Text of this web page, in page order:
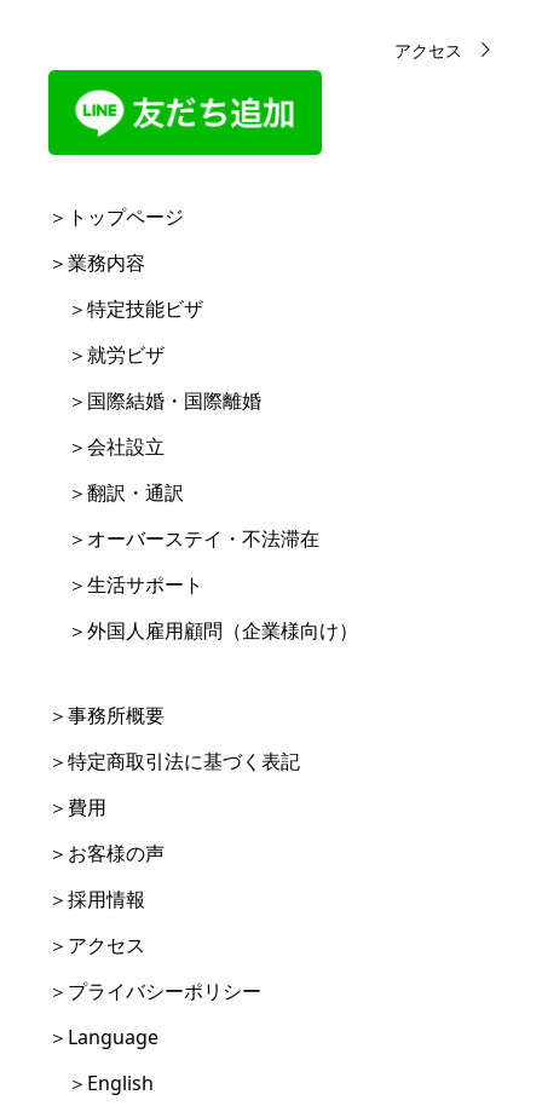
アクセス
＞トップページ
＞業務内容
＞特定技能ビザ
＞就労ビザ
＞国際結婚・国際離婚
＞会社設立
＞翻訳・通訳
＞オーバーステイ・不法滞在
＞生活サポート
＞外国人雇用顧問（企業様向け）
＞事務所概要
＞特定商取引法に基づく表記
＞費用
＞お客様の声
＞採用情報
＞アクセス
＞プライバシーポリシー
＞Language
＞English